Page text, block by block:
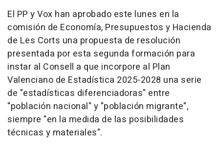
El PP y Vox han aprobado este lunes en la
comisión de Economía, Presupuestos y Hacienda
de Les Corts una propuesta de resolución
presentada por esta segunda formación para
instar al Consell a que incorpore al Plan
Valenciano de Estadística 2025-2028 una serie
de "estadísticas diferenciadoras" entre
"población nacional" y "población migrante",
siempre "en la medida de las posibilidades
técnicas y materiales".